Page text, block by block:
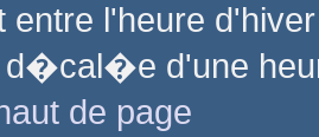
entre l'heure
d�cal�e d'une
de page